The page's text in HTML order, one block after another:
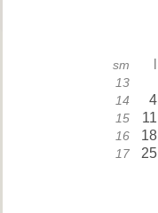
sm
13
14 4
15 11
16 18
17 25